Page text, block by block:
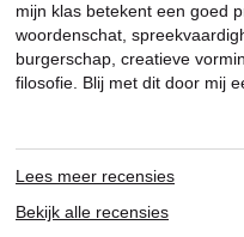
mijn klas betekent een goed
woordenschat,
burgerschap, creatieve
filosofie. Blij met dit door mij
Lees meer recensies
Bekijk alle recensies